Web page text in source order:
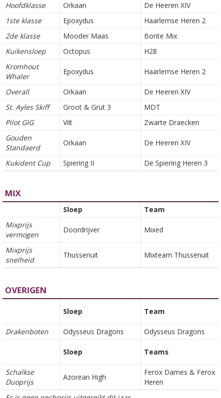
Hoofdklasse Orkaan
De Heeren XIV
1ste klasse
Epoxydus
Haarlemse Heren 2
2de klasse
Mooder Maas
Bonte Mix
Kuikensloep
Octopus
H28
Kromhout
Whaler
Epoxydus Haarlemse Heren 2
Overall Orkaan
De Heeren XIV
St. Ayles Skiff
Groot & Grut 3
MDT
Pilot GIG
Vilt
Zwarte Draecken
Gouden
Standaerd
Orkaan De Heeren XIV
Kukident Cup Spiering II De Spiering Heren 3
MIX
Sloep
Team
Mixprijs
vermogen
Doordrijver Mixed
Mixprijs
snelheid
Thussenuit Mixteam Thussenuit
OVERIGEN
Sloep Team
Drakenboten Odysseus Dragons Odysseus Dragons
Sloep Teams
Schalkse
Duoprijs
Azorean High
Ferox Dames & Ferox
Heren